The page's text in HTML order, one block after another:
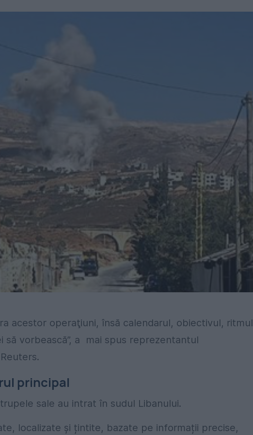
acestor operaţiuni, însă calendarul, obiectivul, ritmul
vorbească”, a
mai spus reprezentantul
principal
sale au intrat în sudul Libanului.
localizate și țintite, bazate pe informații precise,